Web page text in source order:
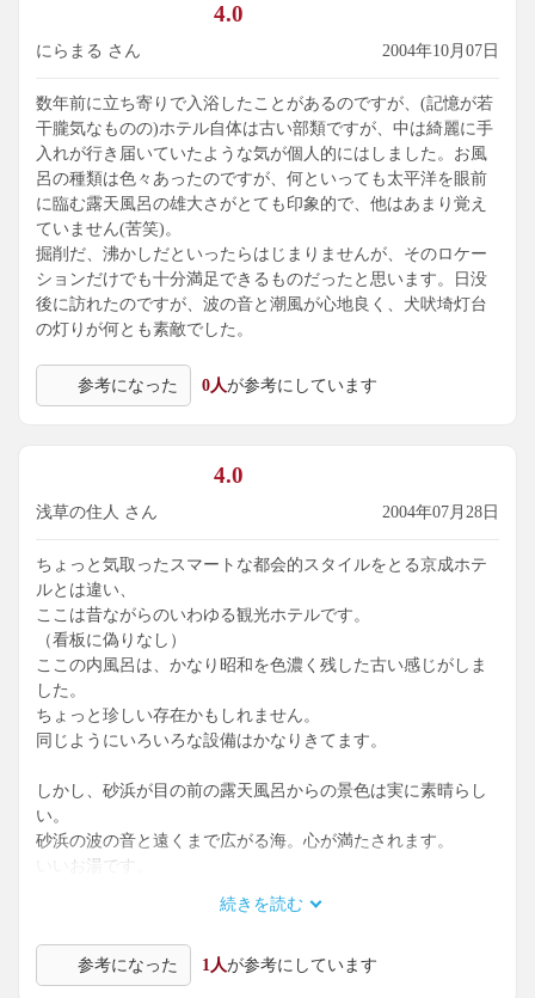
4.0
にらまる さん 2004年10月07日
数年前に立ち寄りで入浴したことがあるのですが、(記憶が若
干朧気なものの)ホテル自体は古い部類ですが、中は綺麗に手
入れが行き届いていたような気が個人的にはしました。お風
呂の種類は色々あったのですが、何といっても太平洋を眼前
に臨む露天風呂の雄大さがとても印象的で、他はあまり覚え
ていません(苦笑)。
掘削だ、沸かしだといったらはじまりませんが、そのロケー
ションだけでも十分満足できるものだったと思います。日没
後に訪れたのですが、波の音と潮風が心地良く、犬吠埼灯台
の灯りが何とも素敵でした。
参考になった 0人が参考にしています
4.0
浅草の住人 さん 2004年07月28日
ちょっと気取ったスマートな都会的スタイルをとる京成ホテ
ルとは違い、
ここは昔ながらのいわゆる観光ホテルです。
（看板に偽りなし）
ここの内風呂は、かなり昭和を色濃く残した古い感じがしま
した。
ちょっと珍しい存在かもしれません。
同じようにいろいろな設備はかなりきてます。
しかし、砂浜が目の前の露天風呂からの景色は実に素晴らし
い。
砂浜の波の音と遠くまで広がる海。心が満たされます。
いいお湯です。
伊豆の網代の平鶴の砂浜版という感じです。
ただ、ここは源泉そのままではなく、循環で加水や加温をし
ています。
続きを読む
参考になった 1人が参考にしています